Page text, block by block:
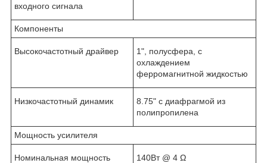
входного сигнала
Компоненты
Высокочастотный драйвер
1", полусфера, с
охлаждением
ферромагнитной жидкостью
Низкочастотный динамик
8.75" с диафрагмой из
полипропилена
Мощность усилителя
Номинальная мощность
140Вт @ 4 Ω